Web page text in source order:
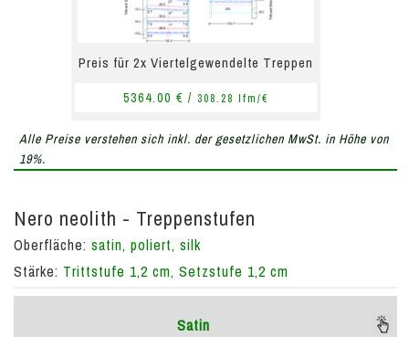
Preis für 2x Viertelgewendelte Treppen
5364.00 € / 308.28 lfm/€
Alle Preise verstehen sich inkl. der gesetzlichen MwSt. in Höhe von
19%.
Nero neolith - Treppenstufen
Oberfläche: satin, poliert, silk
Stärke: Trittstufe 1,2 cm, Setzstufe 1,2 cm
Satin